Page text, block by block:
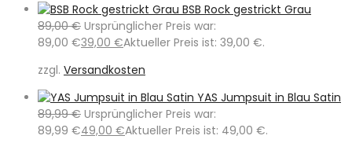
BSB Rock gestrickt Grau
89,00€ Ursprünglicher Preis war:
89,00 €39,00 €Aktueller Preis ist: 39,00 €.
zzgl. Versandkosten
YAS Jumpsuit in Blau Satin
89,99€ Ursprünglicher Preis war:
89,99 €49,00 €Aktueller Preis ist: 49,00 €.